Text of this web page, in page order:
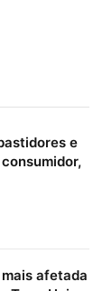
e
afetada